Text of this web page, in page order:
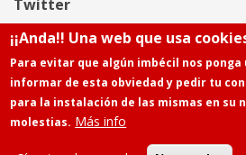
Twitter
Tweets by @Informatica_CGT
¡¡Anda!! Una web que usa
Para evitar que algún imbécil nos ponga
informar de esta obviedad y pedir tu
para la instalación de las mismas en su
molestias. Más info